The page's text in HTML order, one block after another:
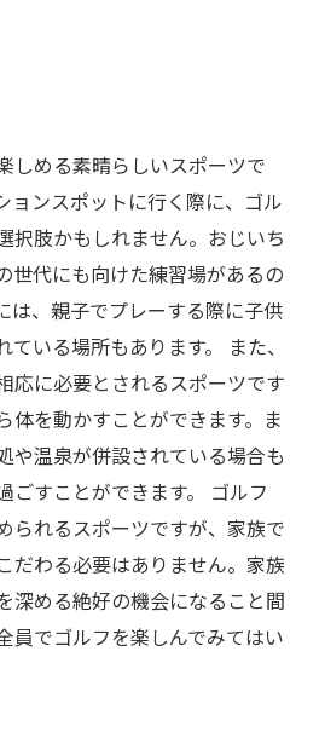
しめる素晴らしいスポーツで
ョンスポットに行く際に、ゴル
択肢かもしれません。おじいち
世代にも向けた練習場があるの
は、親子でプレーする際に子供
いる場所もあります。 また、
応に必要とされるスポーツです
体を動かすことができます。ま
や温泉が併設されている場合も
ごすことができます。 ゴルフ
られるスポーツですが、家族で
だわる必要はありません。家族
深める絶好の機会になること間
員でゴルフを楽しんでみてはい